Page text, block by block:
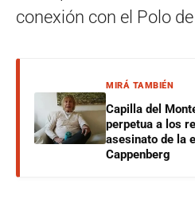
conexión con el Polo
MIRÁ TAMBIÉN
Capilla del
perpetua a los
asesinato de la
Cappenberg